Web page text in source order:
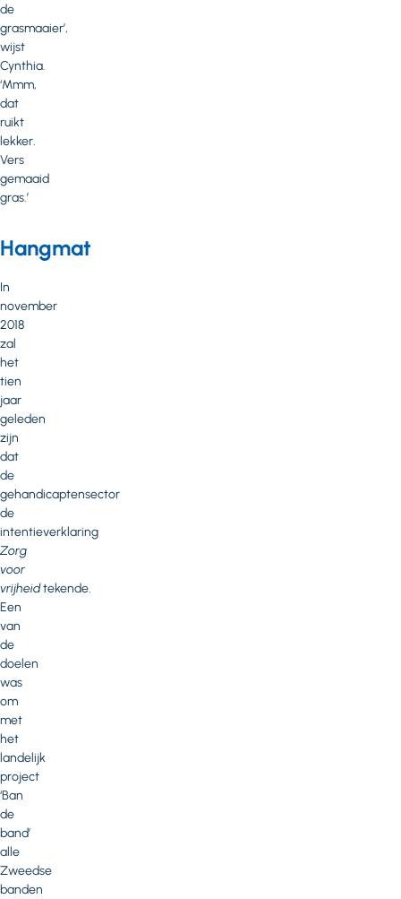
de
grasmaaier’,
wijst
Cynthia.
‘Mmm,
dat
ruikt
lekker.
Vers
gemaaid
gras.’
Hangmat
In
november
2018
zal
het
tien
jaar
geleden
zijn
dat
de
gehandicaptensector
de
intentieverklaring
Zorg
voor
vrijheidtekende.
Een
van
de
doelen
was
om
met
het
landelijk
project
‘Ban
de
band’
alle
Zweedse
banden